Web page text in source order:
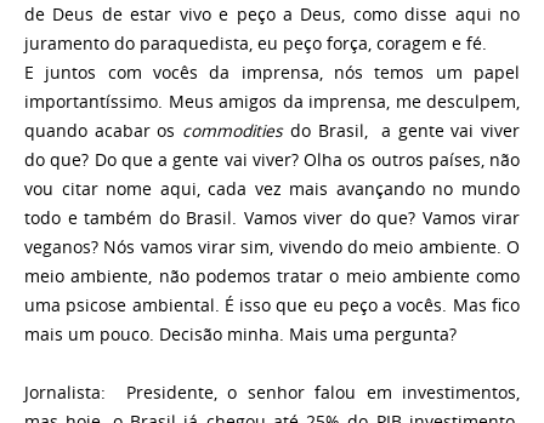
de Deus de estar vivo e peço a Deus, como disse aqui no
juramento do paraquedista, eu peço força, coragem e fé.
E juntos com vocês da imprensa, nós temos um papel
importantíssimo. Meus amigos da imprensa, me desculpem,
quando acabar os commoditiesdo Brasil, a gente vai viver
do que? Do que a gente vai viver? Olha os outros países, não
vou citar nome aqui, cada vez mais avançando no mundo
todo e também do Brasil. Vamos viver do que? Vamos virar
veganos? Nós vamos virar sim, vivendo do meio ambiente. O
meio ambiente, não podemos tratar o meio ambiente como
uma psicose ambiental. É isso que eu peço a vocês. Mas fico
mais um pouco. Decisão minha. Mais uma pergunta?
Jornalista: Presidente, o senhor falou em investimentos,